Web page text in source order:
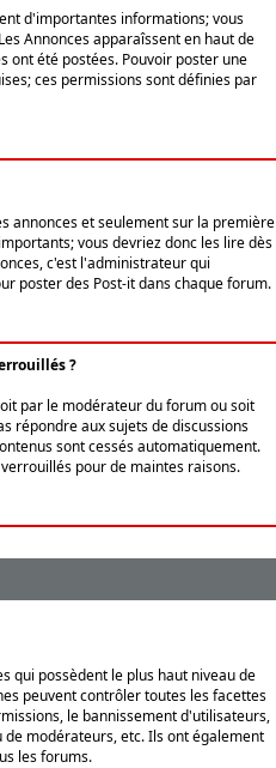
d'importantes informations; vous
Annonces apparaîssent en haut de
ont été postées. Pouvoir poster une
ces permissions sont définies par
annonces et seulement sur la première
vous devriez donc les lire dès
c'est l'administrateur qui
poster des Post-it dans chaque forum.
?
par le modérateur du forum ou soit
répondre aux sujets de discussions
sont cessés automatiquement.
pour de maintes raisons.
qui possèdent le plus haut niveau de
peuvent contrôler toutes les facettes
le bannissement d'utilisateurs,
modérateurs, etc. Ils ont également
les forums.